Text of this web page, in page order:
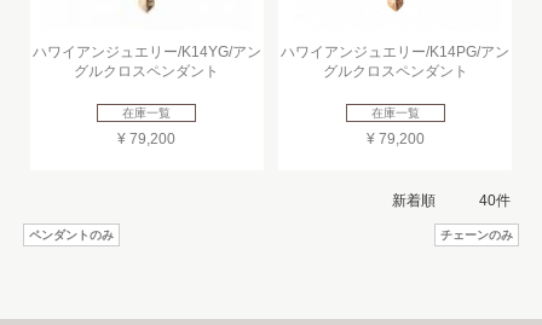
ハワイアンジュエリー/K14YG/アン
グルクロスペンダント
在庫一覧
¥ 79,200
ハワイアンジュエリー/K14PG/アン
グルクロスペンダント
在庫一覧
¥ 79,200
ペンダントのみ チェーンのみ